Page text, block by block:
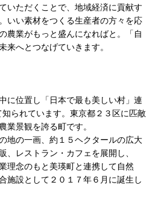
いただくことで、地域経済に貢献す
いい素材をつくる生産者の方々を応
農業がもっと盛んになればと。「自
来へとつなげていきます。
に位置し「日本で最も美しい村」連
知られています。東京都２３区に匹敵
業景観を誇る町です。
地の一画、約１５ヘクタールの広大
、レストラン・カフェを展開し、
理念のもと美瑛町と連携して自然
施設として２０１７年６月に誕生し